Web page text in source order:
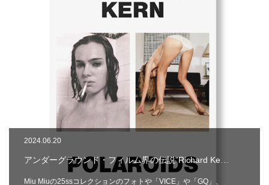
2024.06.20
アンダーグラウンド・フィルム界の伝説”Richard Ke…
Miu Miuの25ssコレクションのフォトや「VICE」や「GQ」、